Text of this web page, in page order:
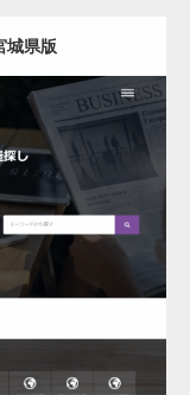
城県版